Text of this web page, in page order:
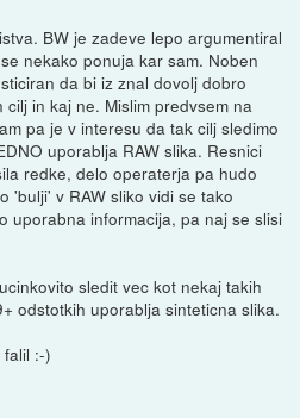
BW je zadeve lepo argumentiral
nekako ponuja kar sam. Noben
da bi iz znal dovolj dobro
in kaj ne. Mislim predvsem na
pa je v interesu da tak cilj sledimo
uporablja RAW slika. Resnici
redke, delo operaterja pa hudo
'bulji' v RAW sliko vidi se tako
uporabna informacija, pa naj se slisi
sledit vec kot nekaj takih
odstotkih uporablja sinteticna slika.
falil :-)